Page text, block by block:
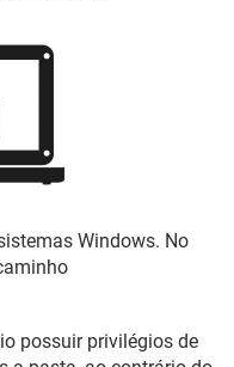
Windows. No
possuir privilégios de